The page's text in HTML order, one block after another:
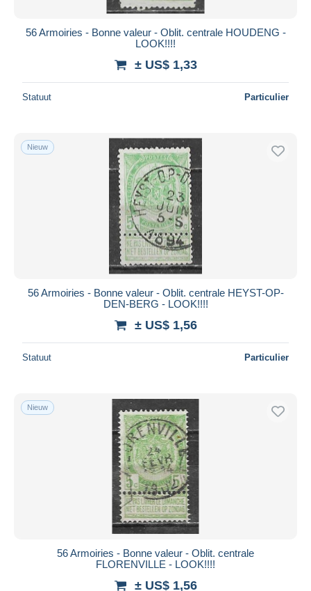
56 Armoiries - Bonne valeur - Oblit. centrale HOUDENG -
LOOK!!!!
± US$ 1,33
Statuut Particulier
Nieuw
56 Armoiries - Bonne valeur - Oblit. centrale HEYST-OP-
DEN-BERG - LOOK!!!!
± US$ 1,56
Statuut Particulier
Nieuw
56 Armoiries - Bonne valeur - Oblit. centrale
FLORENVILLE - LOOK!!!!
± US$ 1,56